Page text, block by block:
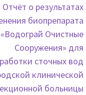
товара.
Следующая
запись:
Отчёт о результатах
биопрепарата
«Водограй Очистные
Сооружения» для
сточных вод
клинической
больницы